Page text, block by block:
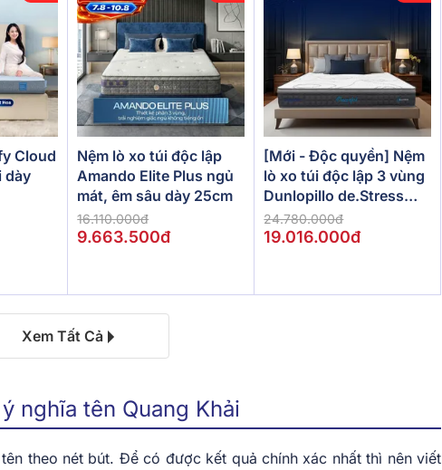
Cloud
dày
Nệm lò xo túi độc lập
Amando Elite Plus ngủ
mát, êm sâu dày 25cm
16.110.000đ
9.663.500đ
[Mới - Độc quyền] Nệm
lò xo túi độc lập 3 vùng
Dunlopillo de.Stress
Powerful
24.780.000đ
19.016.000đ
Xem Tất Cả
nghĩa tên Quang Khải
theo nét bút. Để có được kết quả chính xác nhất thì nên viết